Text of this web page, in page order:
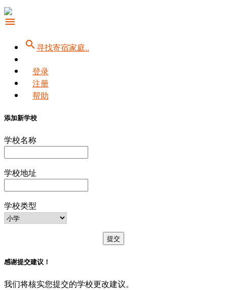
menu
search寻找寄宿家庭..
登录
注册
帮助
添加新学校
学校名称
学校地址
学校类型
提交
感谢提交建议！
我们将核实您提交的学校更改建议。